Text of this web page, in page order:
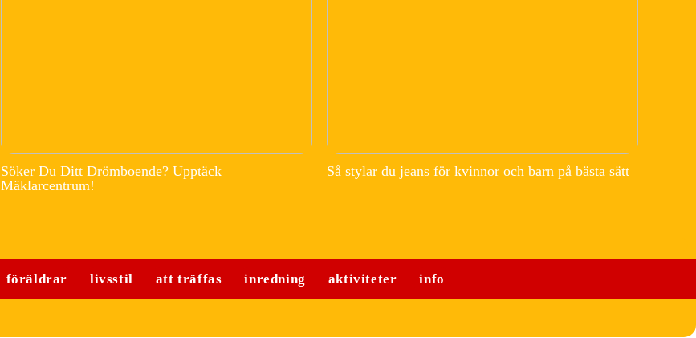
Söker Du Ditt Drömboende? Upptäck
Mäklarcentrum!
Så stylar du jeans för kvinnor och barn på bästa sätt
föräldrar livsstil att träffas inredning aktiviteter info